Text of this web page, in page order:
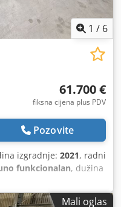
1 / 6
61.700 €
fiksna cijena plus PDV
Pozovite
izgradnje: 2021, radni
funkcionalan, dužina
Mali oglas